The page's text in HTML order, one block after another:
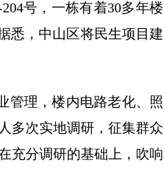
号，一栋有着30多年楼
悉，中山区将民生项目建
管理，楼内电路老化、照
多次实地调研，征集群众
充分调研的基础上，吹响